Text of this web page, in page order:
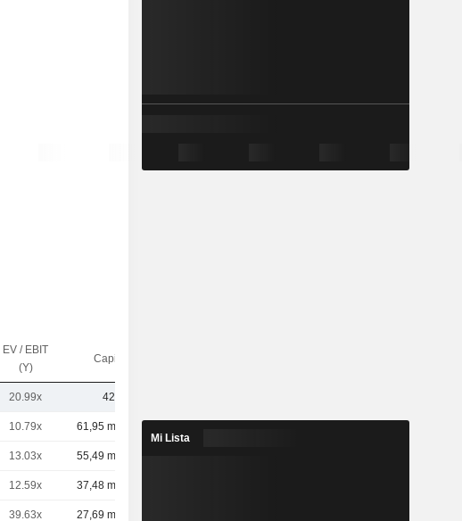
EV / EBIT
(Y)
Capi.($)
20.99x 428 M
10.79x 61,95 mil M
13.03x 55,49 mil M
12.59x 37,48 mil M
39.63x 27,69 mil M
Mi Lista